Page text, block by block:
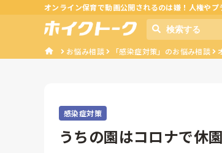
オンライン保育で動画公開されるのは嫌！人権やプ
お悩み相談 「感染症対策」のお悩み相談
感染症対策
うちの園はコロナで休